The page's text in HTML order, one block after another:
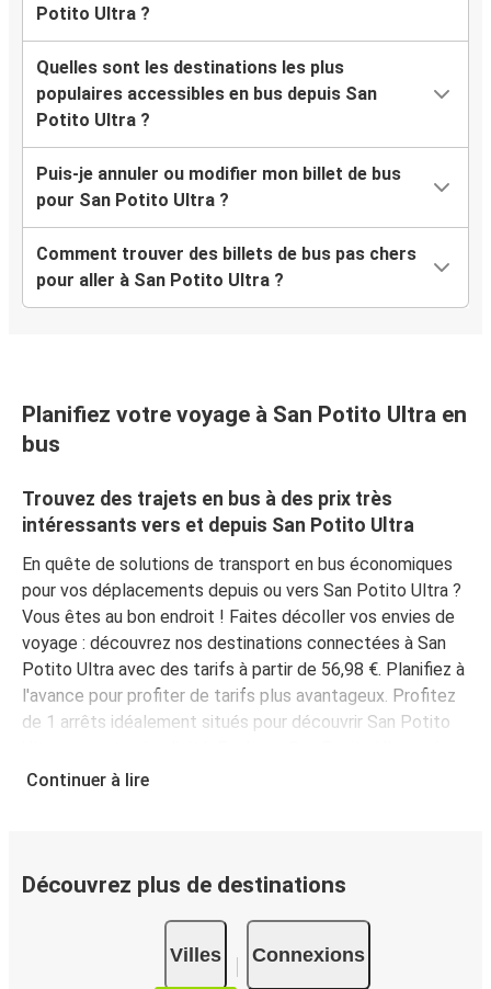
Potito Ultra ?
Quelles sont les destinations les plus
populaires accessibles en bus depuis San
Potito Ultra ?
Puis-je annuler ou modifier mon billet de bus
pour San Potito Ultra ?
Comment trouver des billets de bus pas chers
pour aller à San Potito Ultra ?
Planifiez votre voyage à San Potito Ultra en
bus
Trouvez des trajets en bus à des prix très
intéressants vers et depuis San Potito Ultra
En quête de solutions de transport en bus économiques
pour vos déplacements depuis ou vers San Potito Ultra ?
Vous êtes au bon endroit ! Faites décoller vos envies de
voyage : découvrez nos destinations connectées à San
Potito Ultra avec des tarifs à partir de 56,98 €. Planifiez à
l'avance pour profiter de tarifs plus avantageux. Profitez
de 1 arrêts idéalement situés pour découvrir San Potito
à nos arrêts, il y en a
lignes près de chez vous !
Pourquoi choisir FlixBus pour vos voyages vers et
depuis San Potito Ultra ?
Continuer à lire
Découvrez plus de destinations
Villes Connexions